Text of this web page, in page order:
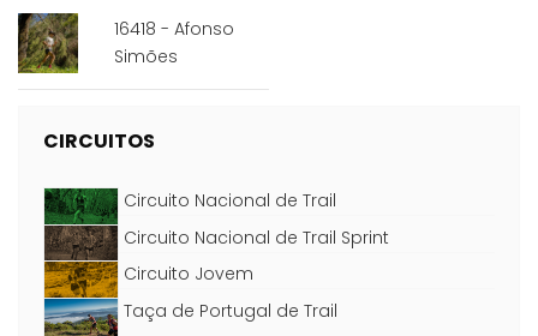
16418 - Afonso
Simões
CIRCUITOS
Circuito Nacional de Trail
Circuito Nacional de Trail Sprint
Circuito Jovem
Taça de Portugal de Trail